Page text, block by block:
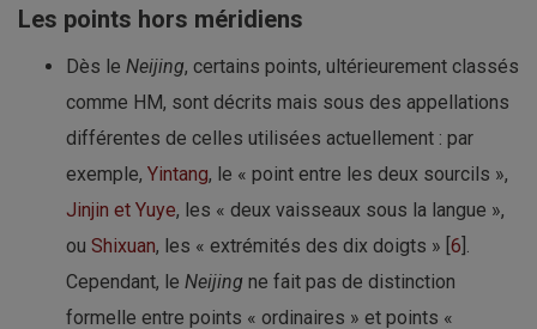
Les points hors méridiens
Dès le Neijing, certains points, ultérieurement classés
comme HM, sont décrits mais sous des appellations
différentes de celles utilisées actuellement : par
exemple, Yintang, le « point entre les deux sourcils »,
Jinjin et Yuye, les « deux vaisseaux sous la langue »,
ou Shixuan, les « extrémités des dix doigts » [ 6 ].
Cependant, le Neijing ne fait pas de distinction
formelle entre points « ordinaires » et points «